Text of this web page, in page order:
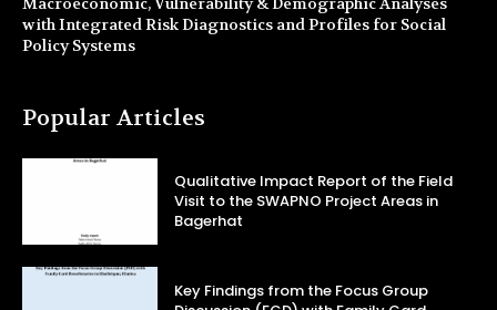
with Integrated Risk Diagnostics and Profiles for Social
Policy Systems
Popular Articles
Qualitative Impact Report of the Field
Visit to the SWAPNO Project Areas in
Bagerhat
Key Findings from the Focus Group